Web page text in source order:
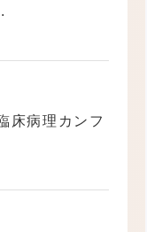
床病理カンフ